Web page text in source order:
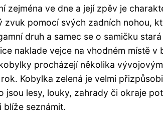
zejména ve dne a její zpěv je
pomocí svých zadních nohou,
druh a samec se o samičku
naklade vejce na vhodném místě v
procházejí několika
Kobylka zelená je velmi
lesy, louky, zahrady či okraje
blíže seznámit.